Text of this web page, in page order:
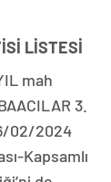
LİSTESİ
mah
3.
02/2024
Kapsamlı